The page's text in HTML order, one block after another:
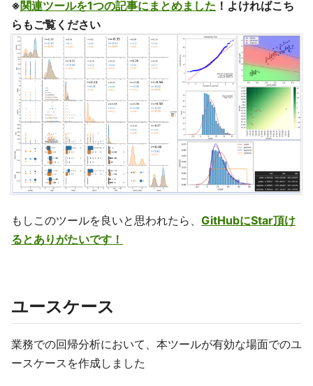
※関連ツールを1つの記事にまとめました ！よければこち
らもご覧ください
もしこのツールを良いと思われたら、 GitHubにStar頂け
るとありがたいです！
ユースケース
業務での回帰分析において、本ツールが有効な場面でのユ
ースケースを作成しました